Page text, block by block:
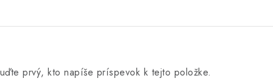
prvý, kto napíše príspevok k tejto položke.